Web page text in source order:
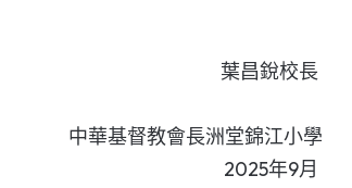
葉昌銳校長
中華基督教會長洲堂錦江小學
2025年9月